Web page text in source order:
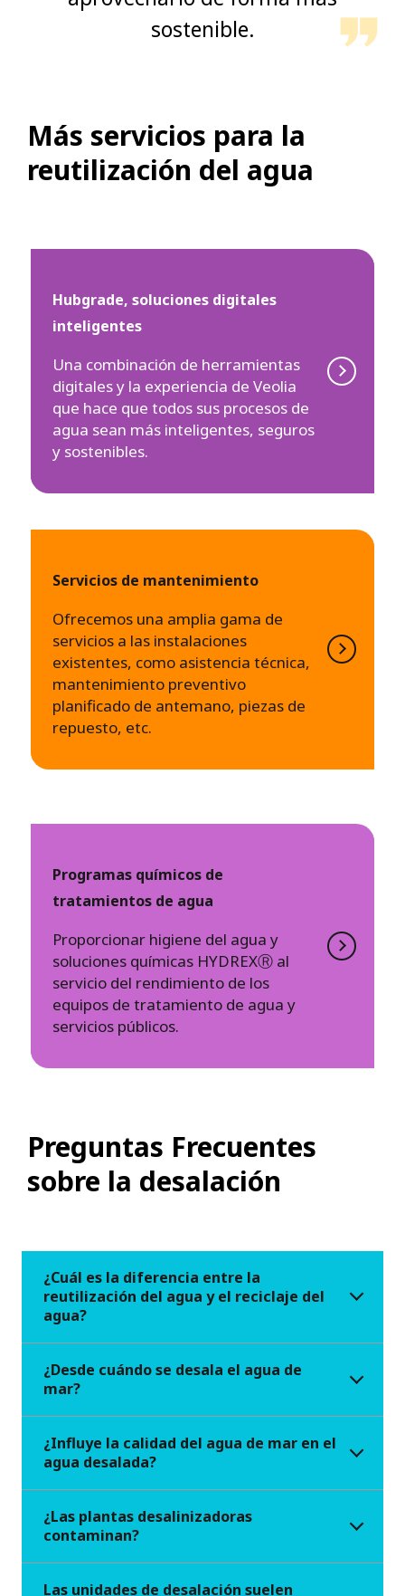
sostenible.
Más servicios para la
reutilización del agua
Hubgrade, soluciones digitales
inteligentes
Una combinación de herramientas
digitales y la experiencia de Veolia
que hace que todos sus procesos de
agua sean más inteligentes, seguros
y sostenibles.
Servicios de mantenimiento
Ofrecemos una amplia gama de
servicios a las instalaciones
existentes, como asistencia técnica,
mantenimiento preventivo
planificado de antemano, piezas de
repuesto, etc.
Programas químicos de
tratamientos de agua
Proporcionar higiene del agua y
soluciones químicas HYDREXⓇ al
servicio del rendimiento de los
equipos de tratamiento de agua y
servicios públicos.
Preguntas Frecuentes
sobre la desalación
¿Cuál es la diferencia entre la
reutilización del agua y el reciclaje del
agua?
¿Desde cuándo se desala el agua de
mar?
¿Influye la calidad del agua de mar en el
agua desalada?
¿Las plantas desalinizadoras
contaminan?
Las unidades de desalación suelen